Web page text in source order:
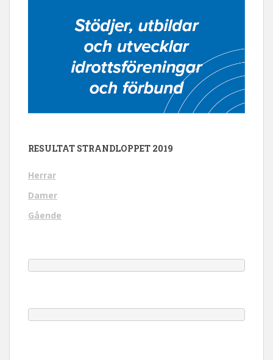
RESULTAT STRANDLOPPET 2019
Herrar
Damer
Gående